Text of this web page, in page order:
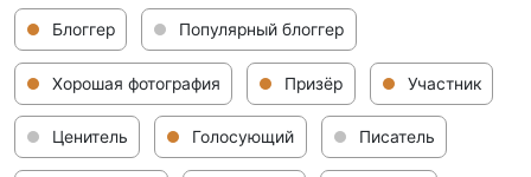
Блоггер Популярный блоггер
Хорошая фотография Призёр Участник
Ценитель Голосующий Писатель